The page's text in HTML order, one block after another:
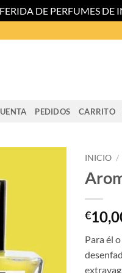
DE PERFUMES DE
PEDIDOS CARRITO
INICIO /
€
Para él